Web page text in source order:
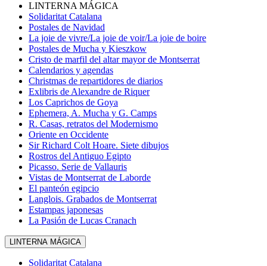
LINTERNA MÁGICA
Solidaritat Catalana
Postales de Navidad
La joie de vivre/La joie de voir/La joie de boire
Postales de Mucha y Kieszkow
Cristo de marfil del altar mayor de Montserrat
Calendarios y agendas
Christmas de repartidores de diarios
Exlibris de Alexandre de Riquer
Los Caprichos de Goya
Ephemera, A. Mucha y G. Camps
R. Casas, retratos del Modernismo
Oriente en Occidente
Sir Richard Colt Hoare. Siete dibujos
Rostros del Antiguo Egipto
Picasso. Serie de Vallauris
Vistas de Montserrat de Laborde
El panteón egipcio
Langlois. Grabados de Montserrat
Estampas japonesas
La Pasión de Lucas Cranach
LINTERNA MÁGICA
Solidaritat Catalana